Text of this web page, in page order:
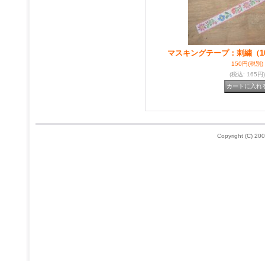
マスキングテープ：刺繍（
150円(税別)
(税込: 165円)
Copyright (C)